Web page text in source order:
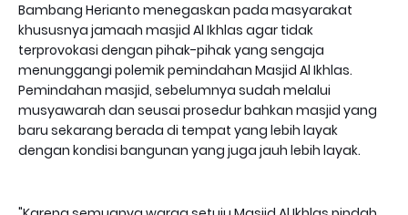
Bambang Herianto menegaskan pada masyarakat
khususnya jamaah masjid Al Ikhlas agar tidak
terprovokasi dengan pihak-pihak yang sengaja
menunggangi polemik pemindahan Masjid Al Ikhlas.
Pemindahan masjid, sebelumnya sudah melalui
musyawarah dan seusai prosedur bahkan masjid yang
baru sekarang berada di tempat yang lebih layak
dengan kondisi bangunan yang juga jauh lebih layak.